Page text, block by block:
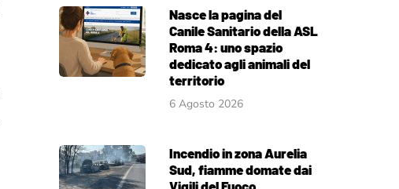
Nasce la pagina del
Canile Sanitario della ASL
Roma 4: uno spazio
dedicato agli animali del
territorio
6 Agosto 2026
Incendio in zona Aurelia
Sud, fiamme domate dai
Vigili del Fuoco